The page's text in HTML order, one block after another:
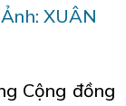
XUÂN
Cộng đồng